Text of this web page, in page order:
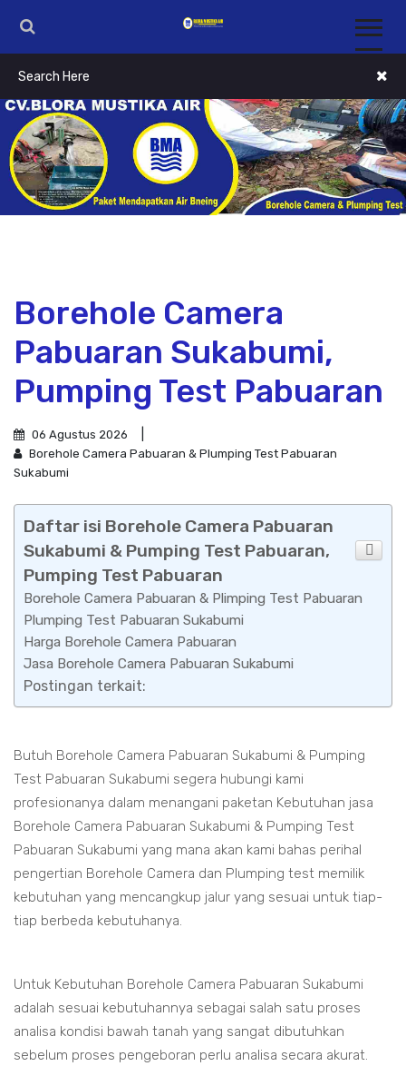
Borehole Camera
Pabuaran Sukabumi,
Pumping Test Pabuaran
06 Agustus 2026
Borehole Camera Pabuaran & Plumping Test Pabuaran
Sukabumi
Daftar isi Borehole Camera Pabuaran
Sukabumi & Pumping Test Pabuaran,
Pumping Test Pabuaran
Borehole Camera Pabuaran & Plimping Test Pabuaran
Plumping Test Pabuaran Sukabumi
Harga Borehole Camera Pabuaran
Jasa Borehole Camera Pabuaran Sukabumi
Postingan terkait:
Butuh Borehole Camera Pabuaran Sukabumi & Pumping
Test Pabuaran Sukabumi segera hubungi kami
profesionanya dalam menangani paketan Kebutuhan jasa
Borehole Camera Pabuaran Sukabumi & Pumping Test
Pabuaran Sukabumi yang mana akan kami bahas perihal
pengertian Borehole Camera dan Plumping test memilik
kebutuhan yang mencangkup jalur yang sesuai untuk tiap-
tiap berbeda kebutuhanya.
Untuk Kebutuhan Borehole Camera Pabuaran Sukabumi
adalah sesuai kebutuhannya sebagai salah satu proses
analisa kondisi bawah tanah yang sangat dibutuhkan
sebelum proses pengeboran perlu analisa secara akurat.